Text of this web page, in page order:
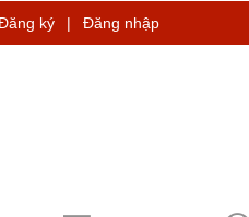
ký | Đăng nhập